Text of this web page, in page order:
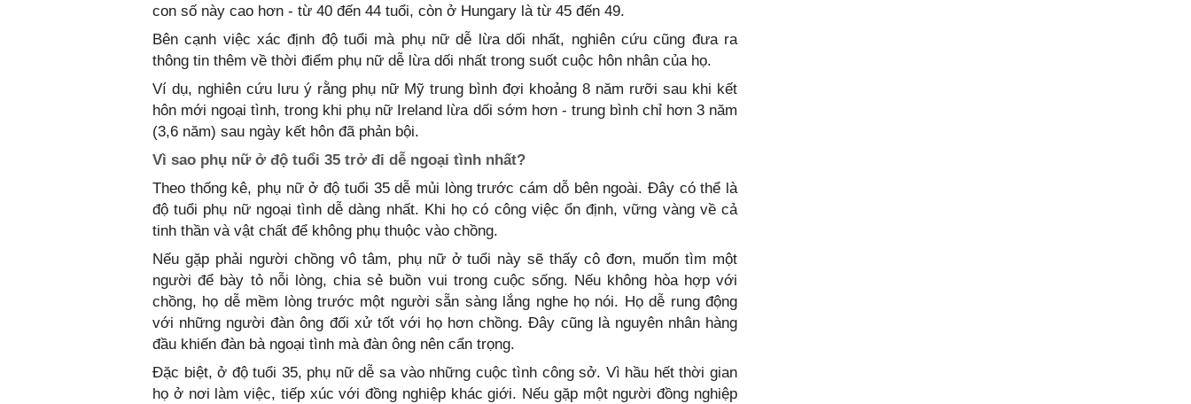
con số này cao hơn - từ 40 đến 44 tuổi, còn ở Hungary là từ 45 đến 49.
Bên cạnh việc xác định độ tuổi mà phụ nữ dễ lừa dối nhất, nghiên cứu cũng đưa ra
thông tin thêm về thời điểm phụ nữ dễ lừa dối nhất trong suốt cuộc hôn nhân của họ.
Ví dụ, nghiên cứu lưu ý rằng phụ nữ Mỹ trung bình đợi khoảng 8 năm rưỡi sau khi kết
hôn mới ngoại tình, trong khi phụ nữ Ireland lừa dối sớm hơn - trung bình chỉ hơn 3 năm
(3,6 năm) sau ngày kết hôn đã phản bội.
Vì sao phụ nữ ở độ tuổi 35 trở đi dễ ngoại tình nhất?
Theo thống kê, phụ nữ ở độ tuổi 35 dễ mủi lòng trước cám dỗ bên ngoài. Đây có thể là
độ tuổi phụ nữ ngoại tình dễ dàng nhất. Khi họ có công việc ổn định, vững vàng về cả
tinh thần và vật chất để không phụ thuộc vào chồng.
Nếu gặp phải người chồng vô tâm, phụ nữ ở tuổi này sẽ thấy cô đơn, muốn tìm một
người để bày tỏ nỗi lòng, chia sẻ buồn vui trong cuộc sống. Nếu không hòa hợp với
chồng, họ dễ mềm lòng trước một người sẵn sàng lắng nghe họ nói. Họ dễ rung động
với những người đàn ông đối xử tốt với họ hơn chồng. Đây cũng là nguyên nhân hàng
đầu khiến đàn bà ngoại tình mà đàn ông nên cẩn trọng.
Đặc biệt, ở độ tuổi 35, phụ nữ dễ sa vào những cuộc tình công sở. Vì hầu hết thời gian
họ ở nơi làm việc, tiếp xúc với đồng nghiệp khác giới. Nếu gặp một người đồng nghiệp